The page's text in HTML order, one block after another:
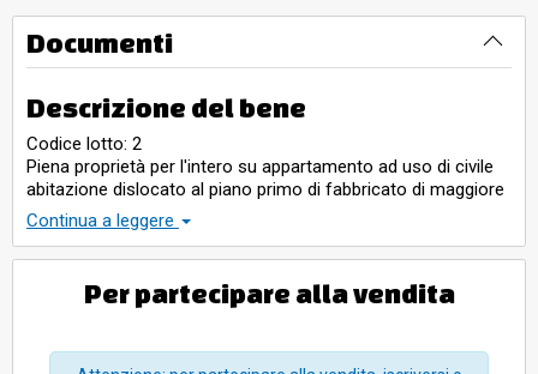
Documenti
Descrizione del bene
Codice lotto: 2
Piena proprietà per l'intero su appartamento ad uso di civile
abitazione dislocato al piano primo di fabbricato di maggiore
consistenza ('Palazzo Ricasoli') decretato di interesse
storico artistico.
Continua a leggere
Per partecipare alla vendita